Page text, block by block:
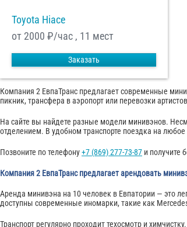
Toyota Hiace
от 2000 ₽/час , 11 мест
Заказать
Компания 2 ЕвпаТранс предлагает современные
пикник, трансфера в аэропорт или перевозки
На сайте вы найдете разные модели минивэнов.
отделением. В удобном транспорте поездка на
Позвоните по телефону+7 (869) 277-73-87 и получите
Компания 2 ЕвпаТранс предлагает арендовать
Аренда минивэна на 10 человек в Евпатории — это
доступны современные иномарки, такие как
Транспорт регулярно проходит техосмотр и